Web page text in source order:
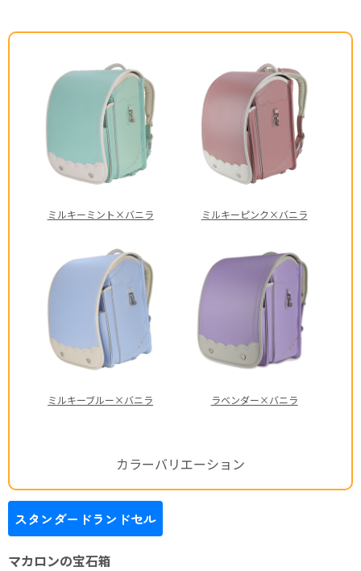
ミルキーミント×バニラ ミルキーピンク×バニラ
ミルキーブルー×バニラ ラベンダー×バニラ
カラーバリエーション
スタンダードランドセル
マカロンの宝石箱